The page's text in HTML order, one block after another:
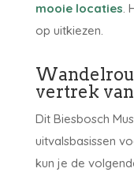
mooie locaties.
op uitkiezen.
vertrek
Dit Biesbosch
uitvalsbasissen
kun je de